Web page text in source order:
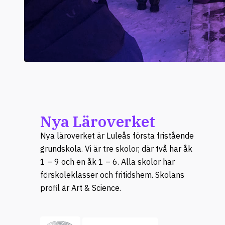
Nya Läroverket
Nya läroverket är Luleås första fristående
grundskola. Vi är tre skolor, där två har åk
1 – 9 och en åk 1 – 6. Alla skolor har
förskoleklasser och fritidshem. Skolans
profil är Art & Science.